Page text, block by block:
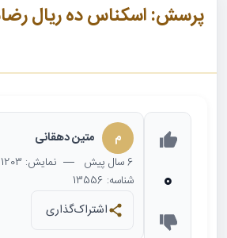
پرسش: اسکناس ده ریال
0
م متين دهقانى
6 سال پیش — نمایش: 1203 بار
شناسه: 13556
اشتراک‌گذاری